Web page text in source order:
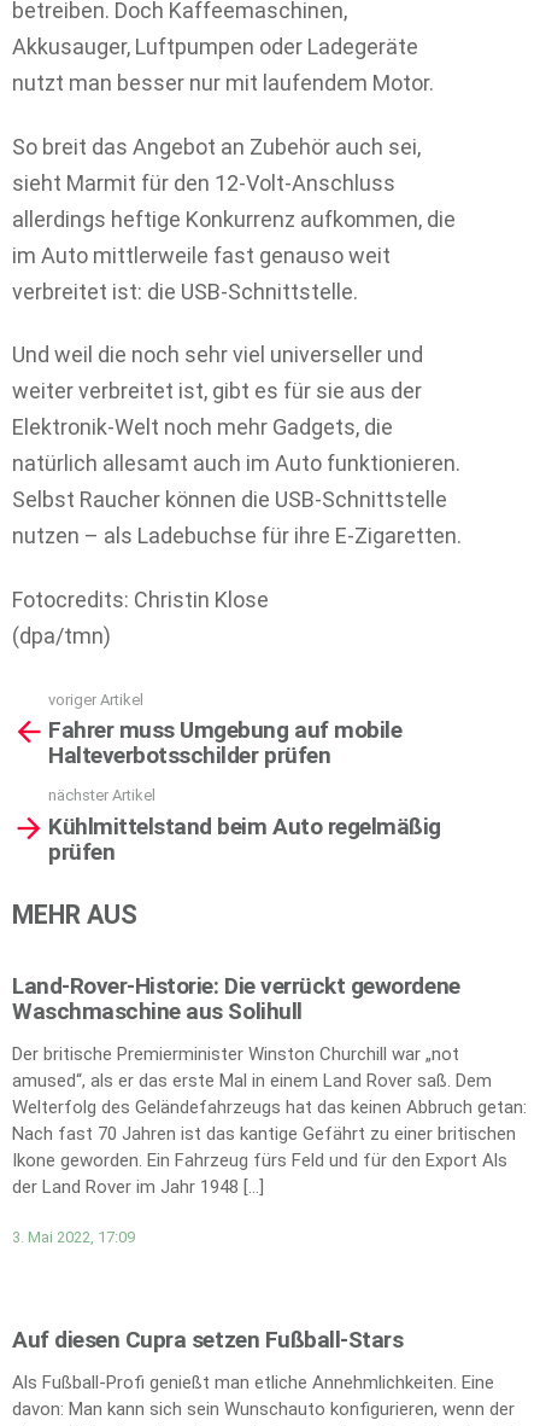
betreiben. Doch Kaffeemaschinen,
Akkusauger, Luftpumpen oder Ladegeräte
nutzt man besser nur mit laufendem Motor.
So breit das Angebot an Zubehör auch sei,
sieht Marmit für den 12-Volt-Anschluss
allerdings heftige Konkurrenz aufkommen, die
im Auto mittlerweile fast genauso weit
verbreitet ist: die USB-Schnittstelle.
Und weil die noch sehr viel universeller und
weiter verbreitet ist, gibt es für sie aus der
Elektronik-Welt noch mehr Gadgets, die
natürlich allesamt auch im Auto funktionieren.
Selbst Raucher können die USB-Schnittstelle
nutzen – als Ladebuchse für ihre E-Zigaretten.
Fotocredits: Christin Klose
(dpa/tmn)
more
voriger Artikel
Fahrer muss Umgebung auf mobile
Halteverbotsschilder prüfen
nächster Artikel
Kühlmittelstand beim Auto regelmäßig
prüfen
MEHR AUS
Land-Rover-Historie: Die verrückt gewordene
Waschmaschine aus Solihull
Der britische Premierminister Winston Churchill war „not
amused“, als er das erste Mal in einem Land Rover saß. Dem
Welterfolg des Geländefahrzeugs hat das keinen Abbruch getan:
Nach fast 70 Jahren ist das kantige Gefährt zu einer britischen
Ikone geworden. Ein Fahrzeug fürs Feld und für den Export Als
der Land Rover im Jahr 1948 […]
3. Mai 2022, 17:09
Auf diesen Cupra setzen Fußball-Stars
Als Fußball-Profi genießt man etliche Annehmlichkeiten. Eine
davon: Man kann sich sein Wunschauto konfigurieren, wenn der